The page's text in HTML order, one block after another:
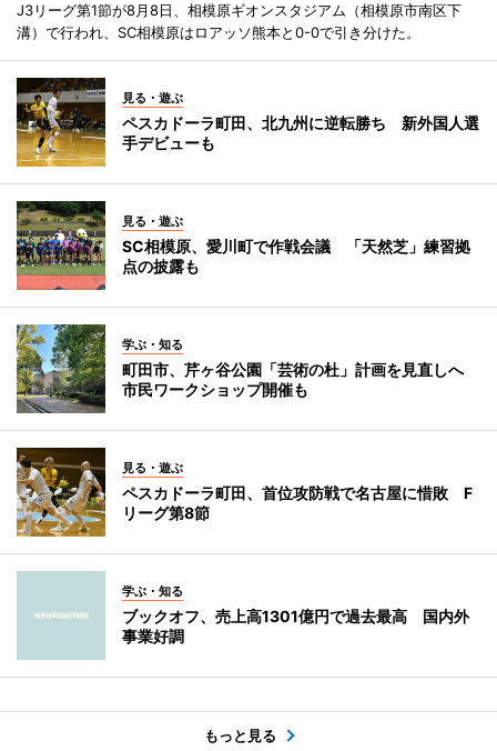
J3リーグ第1節が8月8日、相模原ギオンスタジアム（相模原市南区下
溝）で行われ、SC相模原はロアッソ熊本と0-0で引き分けた。
見る・遊ぶ
ペスカドーラ町田、北九州に逆転勝ち 新外国人選
手デビューも
見る・遊ぶ
SC相模原、愛川町で作戦会議 「天然芝」練習拠
点の披露も
学ぶ・知る
町田市、芹ヶ谷公園「芸術の杜」計画を見直しへ
市民ワークショップ開催も
見る・遊ぶ
ペスカドーラ町田、首位攻防戦で名古屋に惜敗 F
リーグ第8節
学ぶ・知る
ブックオフ、売上高1301億円で過去最高 国内外
事業好調
もっと見る